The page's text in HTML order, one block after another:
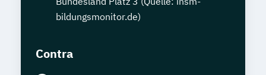
bildungsmonitor.de)
Contra